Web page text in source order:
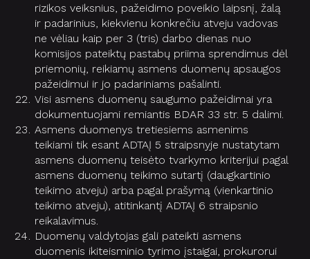
rizikos veiksnius, pažeidimo poveikio laipsnį, žalą
ir padarinius, kiekvienu konkrečiu atveju vadovas
ne vėliau kaip per 3 (tris) darbo dienas nuo
komisijos pateiktų pastabų priima sprendimus dėl
priemonių, reikiamų asmens duomenų apsaugos
pažeidimui ir jo padariniams pašalinti.
Visi asmens duomenų saugumo pažeidimai yra
dokumentuojami remiantis BDAR 33 str. 5 dalimi.
Asmens duomenys tretiesiems asmenims
teikiami tik esant ADTAĮ 5 straipsnyje nustatytam
asmens duomenų teisėto tvarkymo kriterijui pagal
asmens duomenų teikimo sutartį (daugkartinio
teikimo atveju) arba pagal prašymą (vienkartinio
teikimo atveju), atitinkantį ADTAĮ 6 straipsnio
reikalavimus.
Duomenų valdytojas gali pateikti asmens
duomenis ikiteisminio tyrimo įstaigai, prokurorui